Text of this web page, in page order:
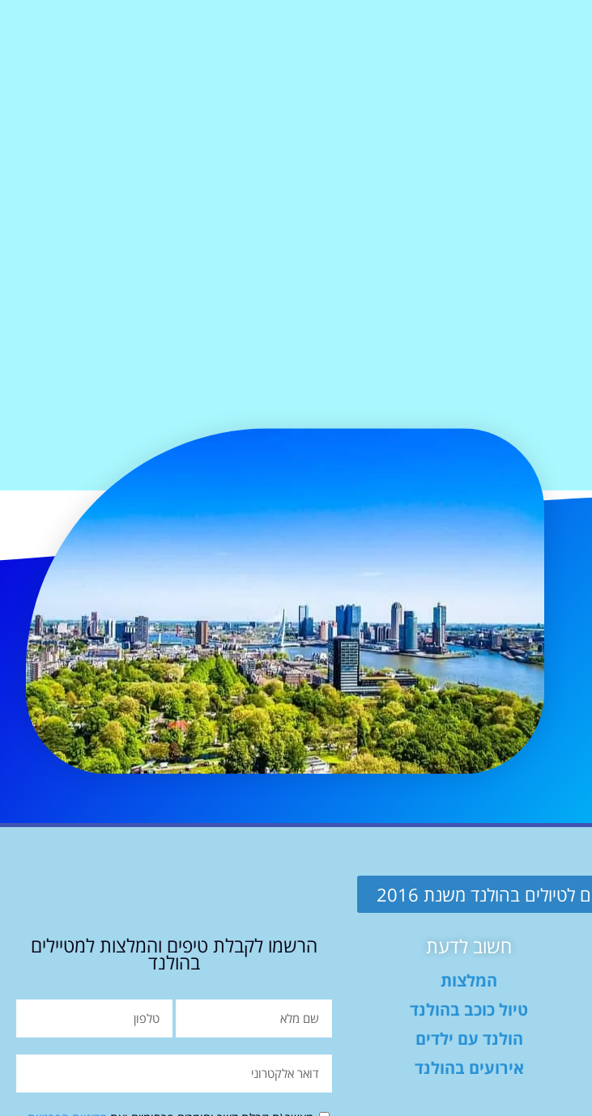
בהולנד משנת 2016
חשוב לדעת
המלצות
טיול כוכב בהולנד
הולנד עם ילדים
אירועים בהולנד
הרשמו לקבלת טיפים והמלצות למטיילים
בהולנד